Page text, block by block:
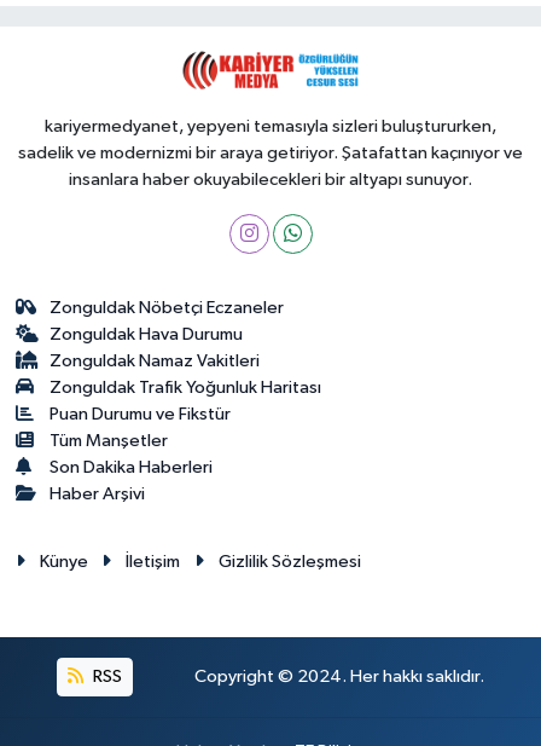
kariyermedyanet, yepyeni temasıyla sizleri buluştururken,
sadelik ve modernizmi bir araya getiriyor. Şatafattan kaçınıyor ve
insanlara haber okuyabilecekleri bir altyapı sunuyor.
Zonguldak Nöbetçi Eczaneler
Zonguldak Hava Durumu
Zonguldak Namaz Vakitleri
Zonguldak Trafik Yoğunluk Haritası
Puan Durumu ve Fikstür
Tüm Manşetler
Son Dakika Haberleri
Haber Arşivi
Künye İletişim Gizlilik Sözleşmesi
RSS Copyright © 2024. Her hakkı saklıdır.